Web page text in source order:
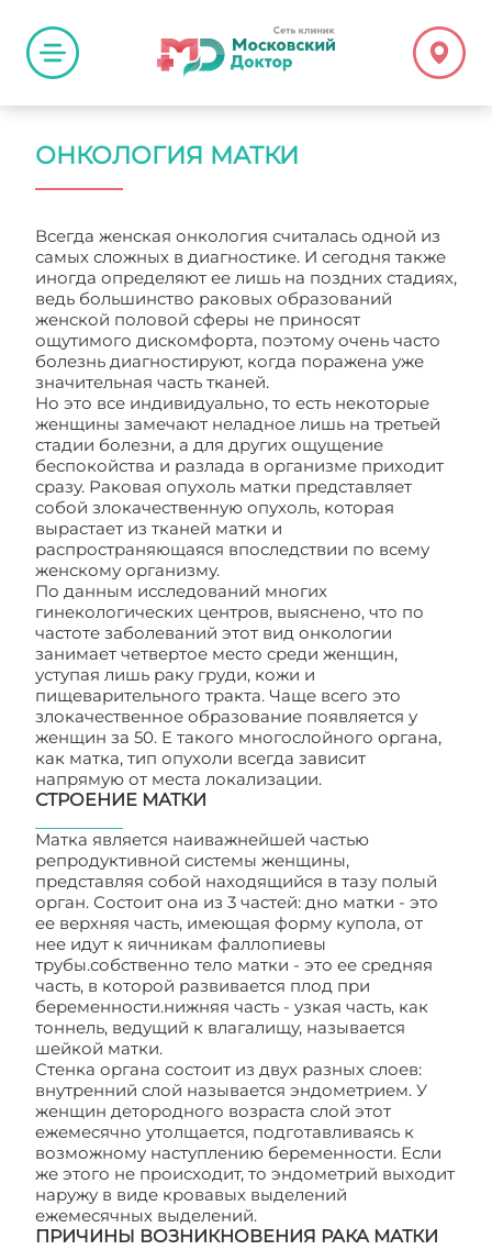
ОНКОЛОГИЯ МАТКИ
Всегда женская онкология считалась одной из
самых сложных в диагностике. И сегодня также
иногда определяют ее лишь на поздних стадиях,
ведь большинство раковых образований
женской половой сферы не приносят
ощутимого дискомфорта, поэтому очень часто
болезнь диагностируют, когда поражена уже
значительная часть тканей.
Но это все индивидуально, то есть некоторые
женщины замечают неладное лишь на третьей
стадии болезни, а для других ощущение
беспокойства и разлада в организме приходит
сразу. Раковая опухоль матки представляет
собой злокачественную опухоль, которая
вырастает из тканей матки и
распространяющаяся впоследствии по всему
женскому организму.
По данным исследований многих
гинекологических центров, выяснено, что по
частоте заболеваний этот вид онкологии
занимает четвертое место среди женщин,
уступая лишь раку груди, кожи и
пищеварительного тракта. Чаще всего это
злокачественное образование появляется у
женщин за 50. E такого многослойного органа,
как матка, тип опухоли всегда зависит
напрямую от места локализации.
СТРОЕНИЕ МАТКИ
Матка является наиважнейшей частью
репродуктивной системы женщины,
представляя собой находящийся в тазу полый
орган. Состоит она из 3 частей: дно матки - это
ее верхняя часть, имеющая форму купола, от
нее идут к яичникам фаллопиевы
трубы.собственно тело матки - это ее средняя
часть, в которой развивается плод при
беременности.нижняя часть - узкая часть, как
тоннель, ведущий к влагалищу, называется
шейкой матки.
Стенка органа состоит из двух разных слоев:
внутренний слой называется эндометрием. У
женщин детородного возраста слой этот
ежемесячно утолщается, подготавливаясь к
возможному наступлению беременности. Если
же этого не происходит, то эндометрий выходит
наружу в виде кровавых выделений
ежемесячных выделений.
ПРИЧИНЫ ВОЗНИКНОВЕНИЯ РАКА МАТКИ